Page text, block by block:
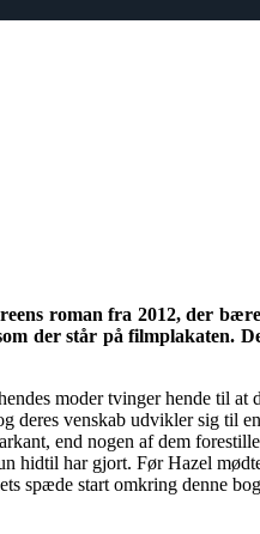
roman fra 2012, der
der står på filmplakaten.
moder tvinger hende til
deres venskab udvikler sig til
end nogen af dem
har gjort. Før Hazel
spæde start omkring denne